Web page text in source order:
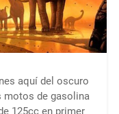
aquí del oscuro
motos de gasolina